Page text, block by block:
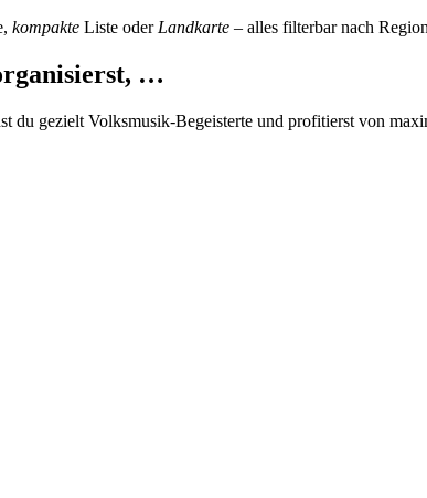
kompakte Liste oder Landkarte – alles filterbar nach
…
gezielt Volksmusik-Begeisterte und profitierst von